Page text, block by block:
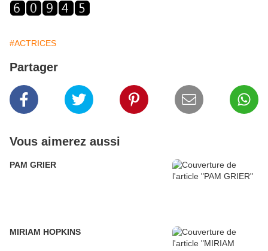
#ACTRICES
Partager
Vous aimerez aussi
PAM GRIER
MIRIAM HOPKINS